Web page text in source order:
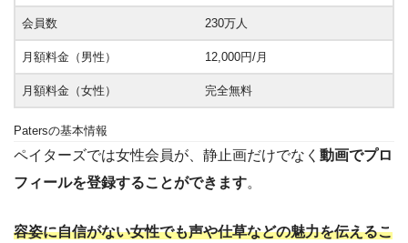
会員数 230万人
月額料金（男性） 12,000円/月
月額料金（女性） 完全無料
Patersの基本情報
ペイターズでは女性会員が、静止画だけでなく 動画でプロ
フィールを登録することができます。
容姿に自信がない女性でも声や仕草などの魅力を伝えるこ